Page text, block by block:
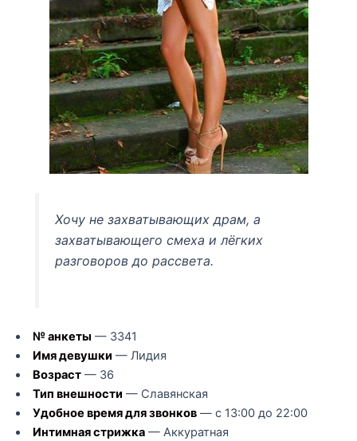
Хочу не захватывающих драм, а
захватывающего смеха и лёгких
разговоров до рассвета.
№ анкеты — 3341
Имя девушки — Лидия
Возраст— 36
Тип внешности — Славянская
Удобное время для звонков— с 13:00 до 22:00
Интимная стрижка— Аккуратная